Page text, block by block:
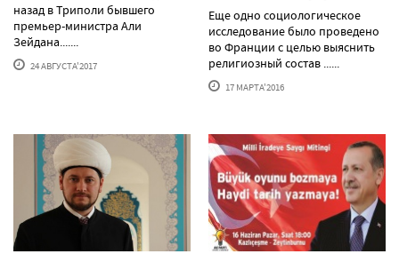
назад в Триполи бывшего
премьер-министра Али
Зейдана.......
24 АВГУСТА'2017
Еще одно социологическое
исследование было проведено
во Франции с целью выяснить
религиозный состав ......
17 МАРТА'2016